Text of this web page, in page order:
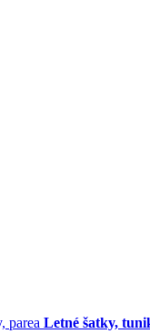
Letné šatky,